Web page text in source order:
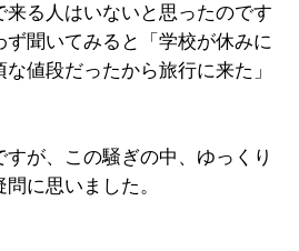
来る人はいないと思ったのです
聞いてみると「学校が休みに
値段だったから旅行に来た」
すが、この騒ぎの中、ゆっくり
に思いました。